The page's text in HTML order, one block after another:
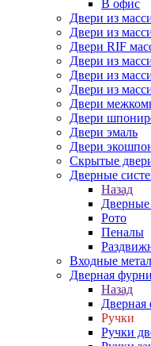
В офис
Двери из
Двери из
Двери RIF
Двери из
Двери из
Двери из
Двери
Двери
Двери эмаль
Двери
Скрытые
Дверные
Назад
Рото
Пеналы
Входные
Дверная
Назад
Дверная
Ручки
Ручки